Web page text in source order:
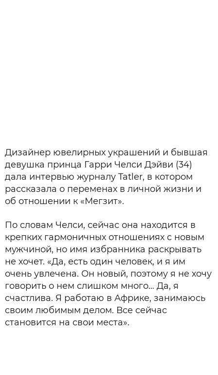
Дизайнер ювелирных украшений и бывшая
девушка принца Гарри Челси Дэйви (34)
дала интервью журналу Tatler, в котором
рассказала о переменах в личной жизни и
об отношении к «Мегзит».
По словам Челси, сейчас она находится в
крепких гармоничных отношениях с новым
мужчиной, но имя избранника раскрывать
не хочет. «Да, есть один человек, и я им
очень увлечена. Он новый, поэтому я не хочу
говорить о нем слишком много… Да, я
счастлива. Я работаю в Африке, занимаюсь
своим любимым делом. Все сейчас
становится на свои места».